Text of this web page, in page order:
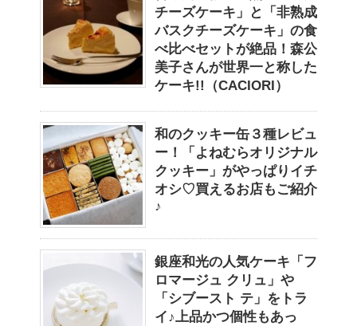
チーズケーキ」と「非熟成
バスクチーズケーキ」の食
べ比べセットが絶品！森公
美子さんが世界一と称した
ケーキ!!（CACIORI）
和のクッキー缶３種レビュ
ー！「よねむらオリジナル
クッキー」がやっぱりイチ
オシ♡買えるお店もご紹介
♪
銀座和光の人気ケーキ「フ
ロマージュ クリュ」や
「シブースト テ」をトラ
イ♪上品かつ個性もあっ